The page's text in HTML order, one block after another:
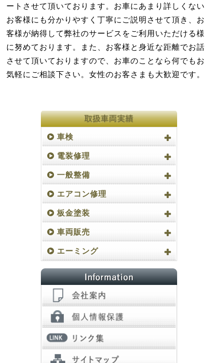
ートさせて頂いております。お車にあまり詳しくない
お客様にも分かりやすく丁寧にご説明させて頂き、お
客様が納得して弊社のサービスをご利用いただける様
に努めております。また、お客様と身近な距離でお話
させて頂いておりますので、お車のことなら何でもお
気軽にご相談下さい。女性のお客さまも大歓迎です。
車検
電装修理
一般整備
エアコン修理
板金塗装
車両販売
エーミング